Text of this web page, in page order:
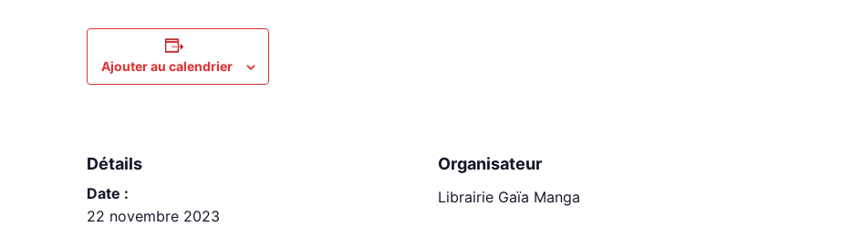
Ajouter au calendrier
Détails
Date :
22 novembre 2023
Organisateur
Librairie Gaïa Manga